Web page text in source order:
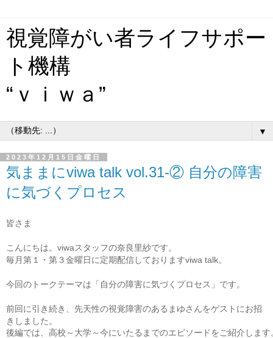
視覚障がい者ライフサポー
ト機構
“ｖｉｗａ”
▼
2023年12月15日金曜日
気ままにviwa talk vol.31-② 自分の障害
に気づくプロセス
皆さま
こんにちは。viwaスタッフの奈良里紗です。
毎月第１・第３金曜日に定期配信しておりますviwa talk。
今回のトークテーマは「自分の障害に気づくプロセス」です。
前回に引き続き、先天性の視覚障害のあるまゆさんをゲストにお招
きしました。
後編では、高校～大学～今にいたるまでのエピソードをご紹介します